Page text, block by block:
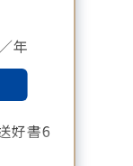
年
好書6